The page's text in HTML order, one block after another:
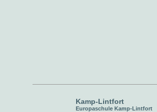
Kamp-Lintfort
Europaschule Kamp-Lintfort